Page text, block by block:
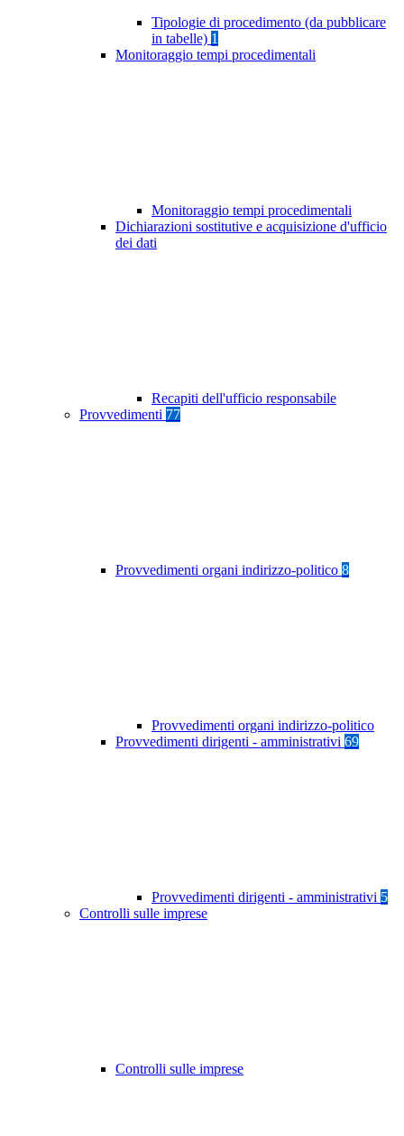
Tipologie di procedimento (da pubblicare
in tabelle) 1
Monitoraggio tempi procedimentali
Monitoraggio tempi procedimentali
Dichiarazioni sostitutive e acquisizione d'ufficio
dei dati
Recapiti dell'ufficio responsabile
Provvedimenti 77
Provvedimenti organi indirizzo-politico 8
Provvedimenti organi indirizzo-politico
Provvedimenti dirigenti - amministrativi 69
Provvedimenti dirigenti - amministrativi 5
Controlli sulle imprese
Controlli sulle imprese